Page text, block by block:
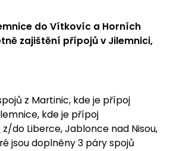
do Vítkovíc a Horních
zajištění přípojů v Jilemnici,
z Martinic, kde je přípoj
kde je přípoj
z/do Liberce, Jablonce nad Nisou,
jsou doplněny 3 páry spojů